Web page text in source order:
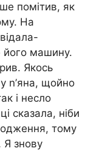
помітив, як
На
його машину.
Якось
n’яна, щойно
і несло
сказала, ніби
тому
Я знову